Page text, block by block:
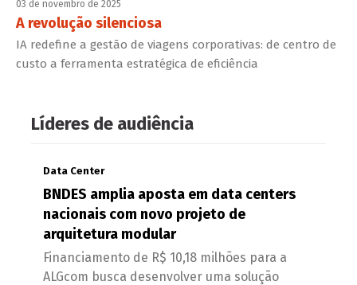
03 de novembro de 2025
A revolução silenciosa
IA redefine a gestão de viagens corporativas: de centro de
custo a ferramenta estratégica de eficiência
Líderes de audiência
Data Center
BNDES amplia aposta em data centers
nacionais com novo projeto de
arquitetura modular
Financiamento de R$ 10,18 milhões para a
ALGcom busca desenvolver uma solução